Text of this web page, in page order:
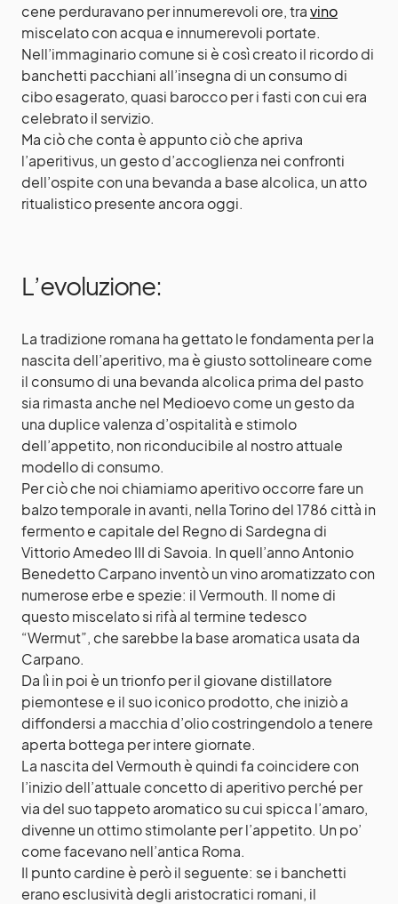
cene perduravano per innumerevoli ore, travino
miscelato con acqua e innumerevoli portate.
Nell’immaginario comune si è così creato il ricordo di
banchetti pacchiani all’insegna di un consumo di
cibo esagerato, quasi barocco per i fasti con cui era
celebrato il servizio.
Ma ciò che conta è appunto ciò che apriva
l’aperitivus, un gesto d’accoglienza nei confronti
dell’ospite con una bevanda a base alcolica, un atto
ritualistico presente ancora oggi.
L’evoluzione:
La tradizione romana ha gettato le fondamenta per la
nascita dell’aperitivo, ma è giusto sottolineare come
il consumo di una bevanda alcolica prima del pasto
sia rimasta anche nel Medioevo come un gesto da
una duplice valenza d’ospitalità e stimolo
dell’appetito, non riconducibile al nostro attuale
modello di consumo.
Per ciò che noi chiamiamo aperitivo occorre fare un
balzo temporale in avanti, nella Torino del 1786 città in
fermento e capitale del Regno di Sardegna di
Vittorio Amedeo III di Savoia. In quell’anno Antonio
Benedetto Carpano inventò un vino aromatizzato con
numerose erbe e spezie: ilVermouth. Il nome di
questo miscelato si rifà al termine tedesco
“Wermut”, che sarebbe la base aromatica usata da
Carpano.
Da lì in poi è un trionfo per il giovane distillatore
piemontese e il suo iconico prodotto, che iniziò a
diffondersi a macchia d’olio costringendolo a tenere
aperta bottega per intere giornate.
La nascita del Vermouth è quindi fa coincidere con
l’inizio dell’attuale concetto di aperitivo perché per
via del suo tappeto aromatico su cui spicca l’amaro,
divenne un ottimo stimolante per l’appetito. Un po’
come facevano nell’antica Roma.
Il punto cardine è però il seguente: se i banchetti
erano esclusività degli aristocratici romani, il